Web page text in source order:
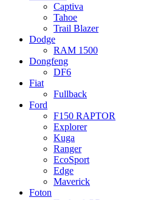
Captiva
Tahoe
Trail Blazer
Dodge
RAM 1500
Dongfeng
DF6
Fiat
Fullback
Ford
F150 RAPTOR
Explorer
Kuga
Ranger
EcoSport
Edge
Maverick
Foton